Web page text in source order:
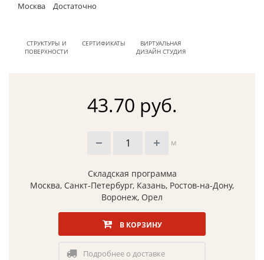
Москва
Достаточно
СТРУКТУРЫ И
ПОВЕРХНОСТИ
СЕРТИФИКАТЫ
ВИРТУАЛЬНАЯ
ДИЗАЙН СТУДИЯ
43.70 руб.
м
Складская программа
Москва, Санкт-Петербург, Казань, Ростов-на-Дону,
Воронеж, Орел
В КОРЗИНУ
Подробнее о доставке